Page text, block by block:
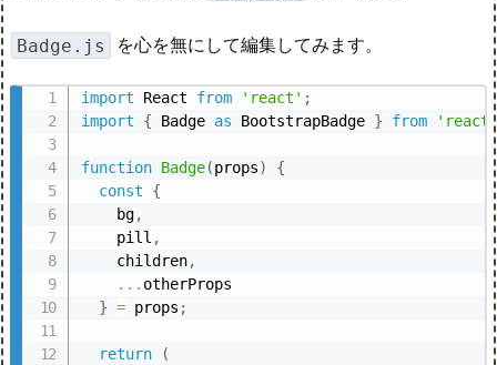
Badge.js を心を無にして編集してみます。
import React from 'react' ;
import
{ Badge as BootstrapBadge } from
function Badge(props)
{
const
{
    bg
,
    pill
,
    children
,
... otherProps
} = props ;
return
(